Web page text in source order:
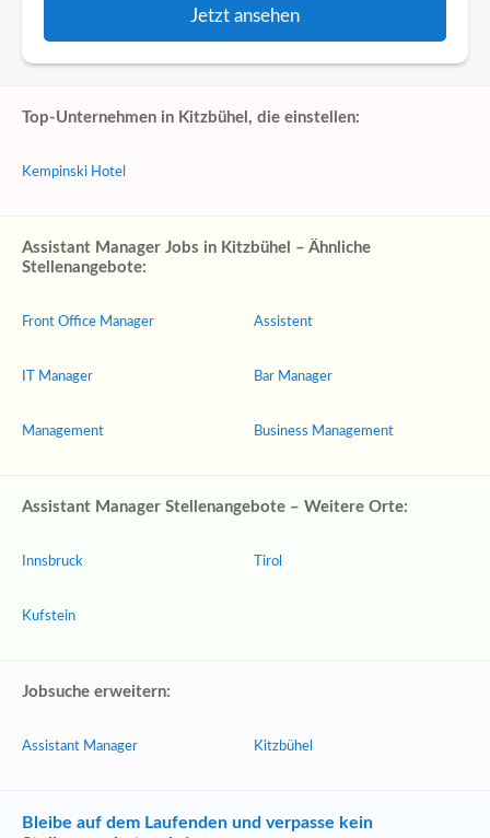
Jetzt ansehen
Top-Unternehmen in Kitzbühel, die einstellen:
Kempinski Hotel
Assistant Manager Jobs in Kitzbühel – Ähnliche
Stellenangebote:
Front Office Manager
IT Manager
Management
Assistent
Bar Manager
Business Management
Assistant Manager Stellenangebote – Weitere Orte:
Innsbruck
Kufstein
Tirol
Jobsuche erweitern:
Assistant Manager Kitzbühel
Bleibe auf dem Laufenden und verpasse kein